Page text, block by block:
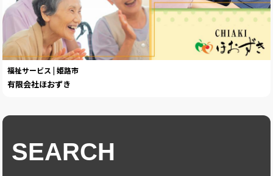
福祉サービス | 姫路市
有限会社ほおずき
SEARCH